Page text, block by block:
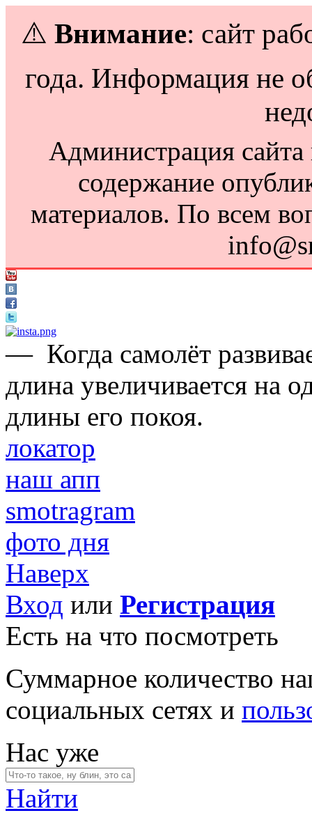
⚠️ Внимание: сайт
года. Информация не
Администрация сайта
содержание
материалов. По всем
— Когда самолёт
длина увеличивается на
длины его покоя.
локатор
наш апп
smotragram
фото дня
Наверх
Вход или Регистрация
Есть на что посмотреть
Суммарное количество
социальных сетях и
Нас уже
Найти